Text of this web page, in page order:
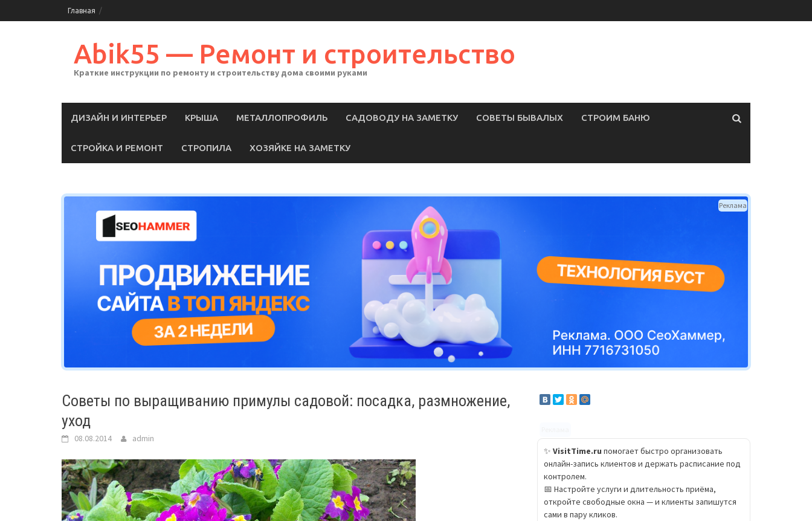
to
Главная
Abik55 — Ремонт и строительство
Краткие инструкции по ремонту и строительству дома своими руками
ДИЗАЙН И ИНТЕРЬЕР КРЫША МЕТАЛЛОПРОФИЛЬ САДОВОДУ НА ЗАМЕТКУ СОВЕТЫ БЫВАЛЫХ СТРОИМ БАНЮ
СТРОЙКА И РЕМОНТ СТРОПИЛА ХОЗЯЙКЕ НА ЗАМЕТКУ
Реклама
Советы по выращиванию примулы садовой: посадка, размножение,
уход
08.08.2014 admin
✨ VisitTime.ru помогает быстро организовать
онлайн-запись клиентов и держать расписание под
контролем.
📅 Настройте услуги и длительность приёма,
откройте свободные окна — и клиенты запишутся
сами в пару кликов.